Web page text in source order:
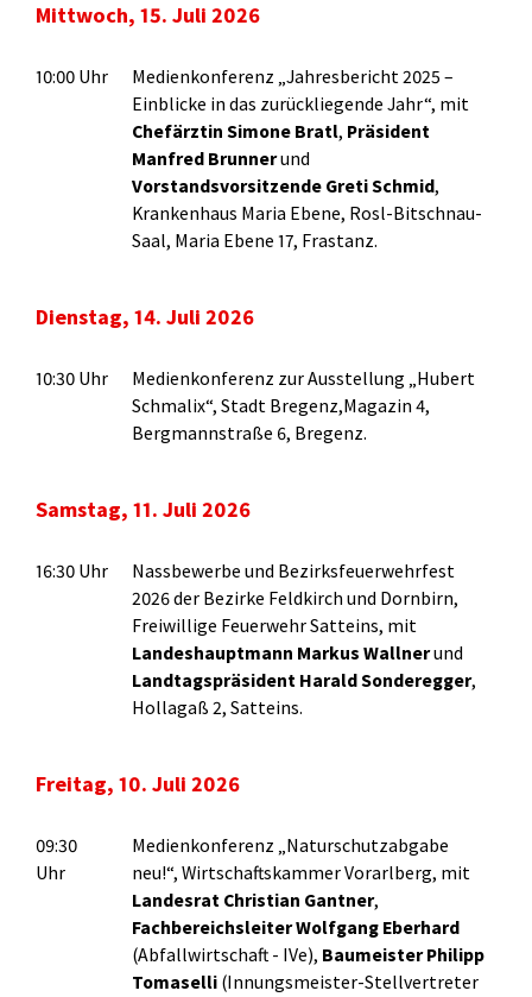
Mittwoch, 15. Juli 2026
10:00 Uhr
Medienkonferenz „Jahresbericht 2025 –
Einblicke in das zurückliegende Jahr“, mit
Chefärztin Simone Bratl, Präsident
Manfred Brunnerund
Vorstandsvorsitzende Greti Schmid,
Krankenhaus Maria Ebene, Rosl-Bitschnau-
Saal, Maria Ebene 17, Frastanz.
Dienstag, 14. Juli 2026
10:30 Uhr
Medienkonferenz zur Ausstellung „Hubert
Schmalix“, Stadt Bregenz,Magazin 4,
Bergmannstraße 6, Bregenz.
Samstag, 11. Juli 2026
16:30 Uhr
Nassbewerbe und Bezirksfeuerwehrfest
2026 der Bezirke Feldkirch und Dornbirn,
Freiwillige Feuerwehr Satteins, mit
Landeshauptmann Markus Wallnerund
Landtagspräsident HaraldSonderegger,
Hollagaß 2, Satteins.
Freitag, 10. Juli 2026
09:30
Uhr
Medienkonferenz „Naturschutzabgabe
neu!“, Wirtschaftskammer Vorarlberg, mit
Landesrat Christian Gantner,
Fachbereichsleiter Wolfgang Eberhard
(Abfallwirtschaft - IVe), Baumeister Philipp
Tomaselli (Innungsmeister-Stellvertreter